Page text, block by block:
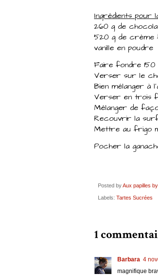
Ingrédients pour
260 g de
520 g de crème
vanille en poudre
Faire fondre
Verser sur le
Bien mélanger à
Verser en trois
Mélanger de
Recouvrir la
Mettre au frigo
Pocher la
Posted byAux papilles
Labels: Tartes Sucrées
1
Barbara 4
magnifique